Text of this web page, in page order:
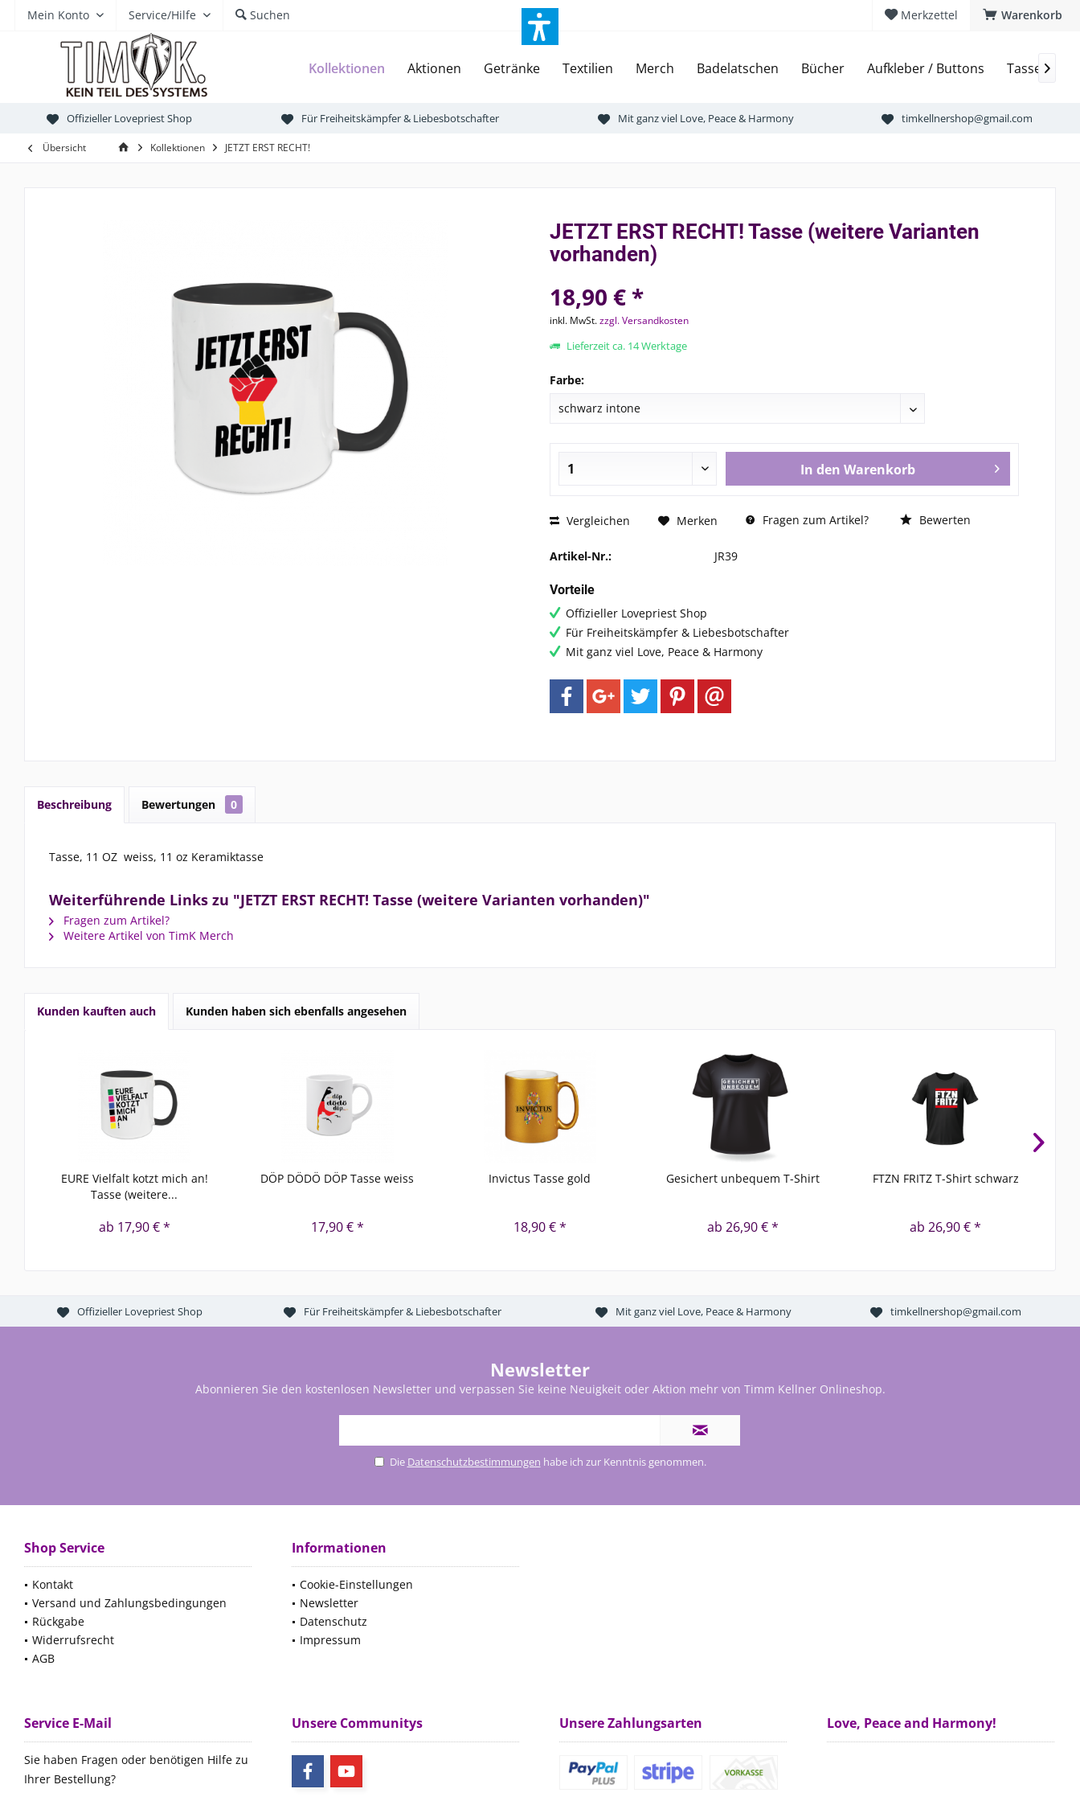
Warenkorb
Merkzettel
Mein Konto Service/Hilfe Suchen
Kollektionen Aktionen Getränke Textilien Merch Badelatschen Bücher Aufkleber / Buttons Tassen &

Offizieller Lovepriest Shop Für Freiheitskämpfer & Liebesbotschafter Mit ganz viel Love, Peace & Harmony timkellnershop@gmail.com
Übersicht Kollektionen JETZT ERST RECHT!
JETZT ERST RECHT! Tasse (weitere Varianten
vorhanden)
18,90 € *
inkl. MwSt.zzgl. Versandkosten
Lieferzeit ca. 14 Werktage
Farbe:
In den Warenkorb
Vergleichen Merken Fragen zum Artikel? Bewerten
Artikel-Nr.: JR39
Vorteile
Offizieller Lovepriest Shop
Für Freiheitskämpfer & Liebesbotschafter
Mit ganz viel Love, Peace & Harmony
Beschreibung Bewertungen 0
Tasse, 11 OZ weiss, 11 oz Keramiktasse
Weiterführende Links zu "JETZT ERST RECHT! Tasse (weitere Varianten vorhanden)"
Fragen zum Artikel?
Weitere Artikel von TimK Merch
Kunden kauften auch Kunden haben sich ebenfalls angesehen
EURE Vielfalt kotzt mich an!
Tasse (weitere...
ab 17,90 € *
DÖP DÖDÖ DÖP Tasse weiss
17,90 € *
Invictus Tasse gold
18,90 € *
Gesichert unbequem T-Shirt
ab 26,90 € *
FTZN FRITZ T-Shirt schwarz
ab 26,90 € *
Offizieller Lovepriest Shop Für Freiheitskämpfer & Liebesbotschafter Mit ganz viel Love, Peace & Harmony timkellnershop@gmail.com
Newsletter
Abonnieren Sie den kostenlosen Newsletter und verpassen Sie keine Neuigkeit oder Aktion mehr von Timm Kellner Onlineshop.
Die Datenschutzbestimmungen habe ich zur Kenntnis genommen.
Shop Service
Kontakt
Versand und Zahlungsbedingungen
Rückgabe
Widerrufsrecht
AGB
Informationen
Cookie-Einstellungen
Newsletter
Datenschutz
Impressum
Service E-Mail
Sie haben Fragen oder benötigen Hilfe zu
Ihrer Bestellung?
Unsere Communitys Unsere Zahlungsarten Love, Peace and Harmony!